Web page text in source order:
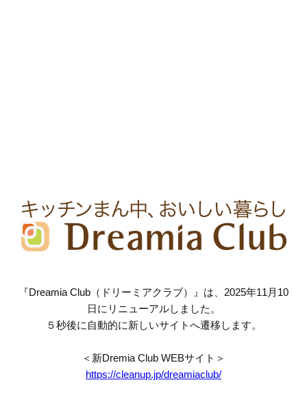
『Dreamia Club（ドリーミアクラブ）』は、2025年11月10
日にリニューアルしました。
５秒後に自動的に新しいサイトへ遷移します。
＜新Dremia Club WEBサイト＞
https://cleanup.jp/dreamiaclub/